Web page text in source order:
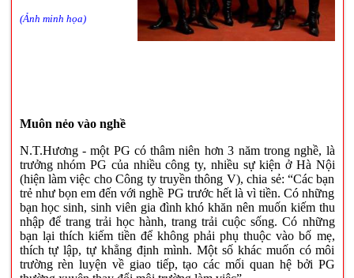
(Ảnh minh họa)
Muôn nẻo vào nghề
N.T.Hương - một PG có thâm niên hơn 3 năm trong nghề, là
trưởng nhóm PG của nhiều công ty, nhiều sự kiện ở Hà Nội
(hiện làm việc cho Công ty truyền thông V), chia sẻ: “Các bạn
trẻ như bọn em đến với nghề PG trước hết là vì tiền. Có những
bạn học sinh, sinh viên gia đình khó khăn nên muốn kiếm thu
nhập để trang trải học hành, trang trải cuộc sống. Có những
bạn lại thích kiếm tiền để không phải phụ thuộc vào bố mẹ,
thích tự lập, tự khẳng định mình. Một số khác muốn có môi
trường rèn luyện về giao tiếp, tạo các mối quan hệ bởi PG